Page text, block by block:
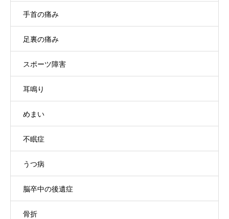
手首の痛み
足裏の痛み
スポーツ障害
耳鳴り
めまい
不眠症
うつ病
脳卒中の後遺症
骨折